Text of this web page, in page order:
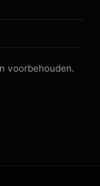
voorbehouden.